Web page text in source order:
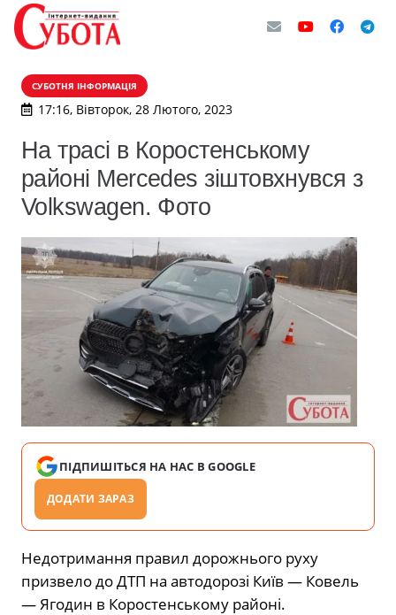
СУБОТНЯ ІНФОРМАЦІЯ
17:16, Вівторок, 28 Лютого, 2023
На трасі в Коростенському
районі Mercedes зіштовхнувся з
Volkswagen. Фото
ПІДПИШІТЬСЯ НА НАС В GOOGLE
ДОДАТИ ЗАРАЗ
Недотримання правил дорожнього руху
призвело до ДТП на автодорозі Київ — Ковель
— Ягодин в Коростенському районі.